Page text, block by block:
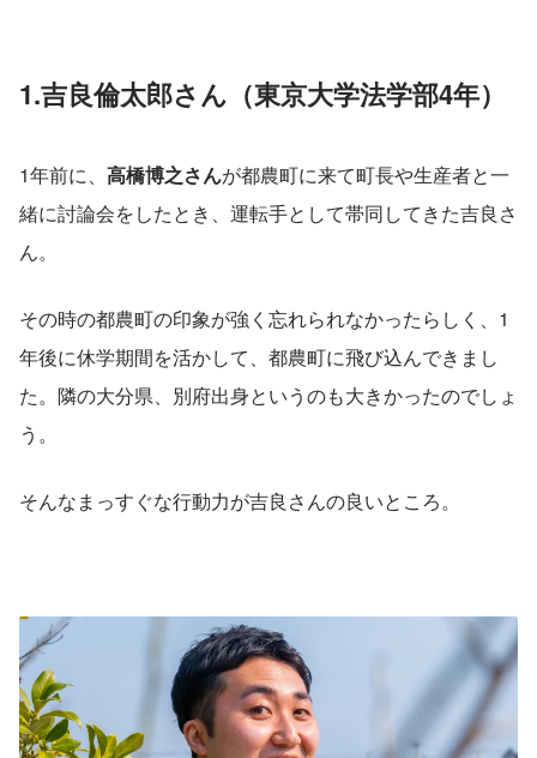
1.吉良倫太郎さん（東京大学法学部4年）
1年前に、 高橋博之さんが都農町に来て町長や生産者と一
緒に討論会をしたとき、運転手として帯同してきた吉良さ
ん。
その時の都農町の印象が強く忘れられなかったらしく、1
年後に休学期間を活かして、都農町に飛び込んできまし
た。隣の大分県、別府出身というのも大きかったのでしょ
う。
そんなまっすぐな行動力が吉良さんの良いところ。